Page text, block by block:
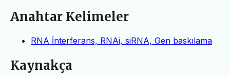
Anahtar Kelimeler
RNA İnterferans, RNAi, siRNA, Gen baskılama
Kaynakça